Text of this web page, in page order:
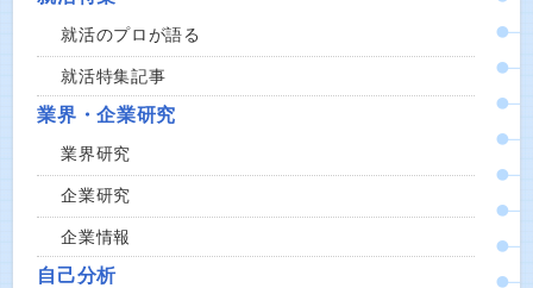
就活のプロが語る
就活特集記事
業界・企業研究
業界研究
企業研究
企業情報
自己分析